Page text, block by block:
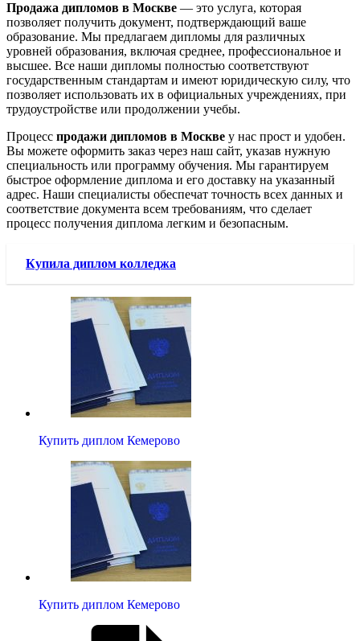
Продажа дипломов в Москве — это услуга, которая
позволяет получить документ, подтверждающий ваше
образование. Мы предлагаем дипломы для различных
уровней образования, включая среднее, профессиональное и
высшее. Все наши дипломы полностью соответствуют
государственным стандартам и имеют юридическую силу, что
позволяет использовать их в официальных учреждениях, при
трудоустройстве или продолжении учебы.
Процесс продажи дипломов в Москве у нас прост и удобен.
Вы можете оформить заказ через наш сайт, указав нужную
специальность или программу обучения. Мы гарантируем
быстрое оформление диплома и его доставку на указанный
адрес. Наши специалисты обеспечат точность всех данных и
соответствие документа всем требованиям, что сделает
процесс получения диплома легким и безопасным.
Купила диплом колледжа
Купить диплом Кемерово
Купить диплом Кемерово